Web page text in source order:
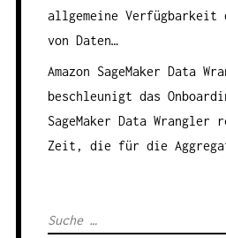
allgemeine
von Daten…
Amazon SageMaker Data
beschleunigt das
SageMaker Data
Zeit, die für die
S